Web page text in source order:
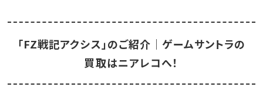
「FZ戦記アクシス」のご紹介｜ゲームサントラの
買取はニアレコへ！